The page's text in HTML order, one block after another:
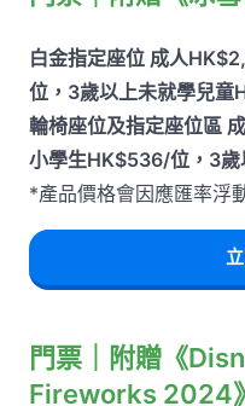
白金指定座位 成人
位，3歲以上未就學兒
輪椅座位及指定座位區
小學生HK$536/位，3
*產品價格會因應匯率浮
門票｜附贈《
Fireworks 2024